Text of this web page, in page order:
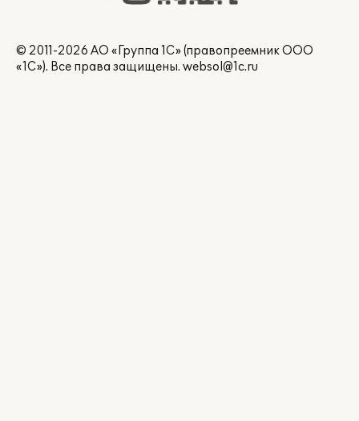
© 2011-2026 АО «Группа 1С» (правопреемник ООО
«1С»). Все права защищены. websol@1c.ru